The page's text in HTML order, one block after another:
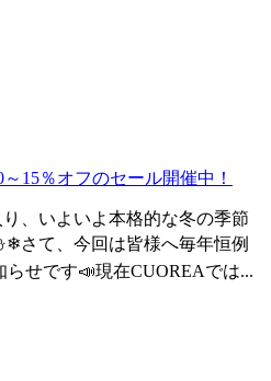
15％オフのセール開催中！
、いよいよ本格的な冬の季節
さて、今回は皆様へ毎年恒例
せです📣現在CUOREAでは...